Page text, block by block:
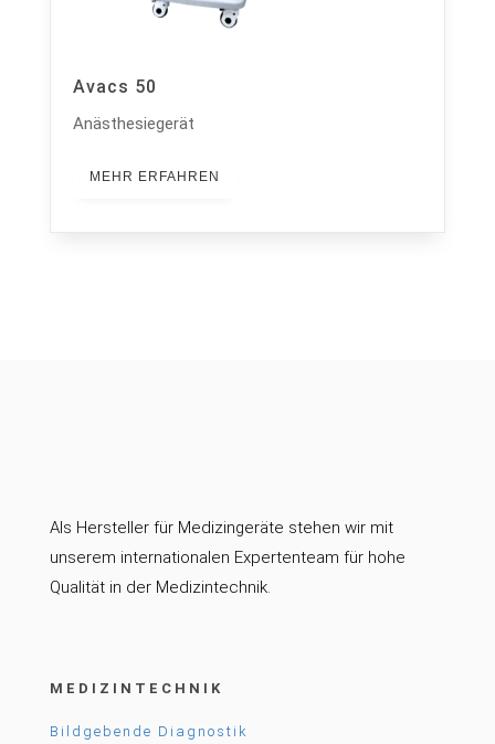
Avacs 50
Anästhesiegerät
MEHR ERFAHREN
Als Hersteller für Medizingeräte stehen wir mit
unserem internationalen Expertenteam für hohe
Qualität in der Medizintechnik.
MEDIZINTECHNIK
Bildgebende Diagnostik